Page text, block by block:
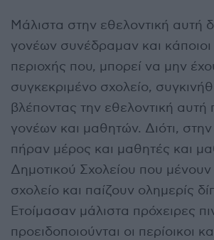
Μάλιστα στην εθελοντική αυτή
γονέων συνέδραμαν και κάποιοι
περιοχής που, μπορεί να μην
συγκεκριμένο σχολείο,
βλέποντας την εθελοντική αυτή
γονέων και μαθητών. Διότι,
πήραν μέρος και μαθητές και
Δημοτικού Σχολείου που
σχολείο και παίζουν ολημερίς
Ετοίμασαν μάλιστα πρόχειρες
προειδοποιούνται οι περίοικοι